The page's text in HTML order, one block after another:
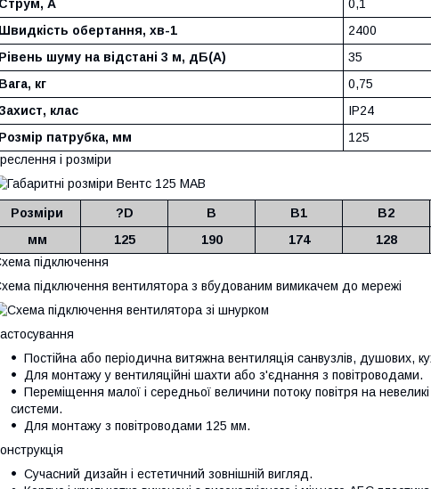
А
0,1
обертання, хв-1
2400
шуму на відстані 3 м, дБ(А)
35
кг
0,75
клас
IP24
патрубка, мм
125
і розміри
Розміри ?D B B1 B2
мм
125 190 174 128
підключення
підключення вентилятора з вбудованим вимикачем до мережі
Постійна або періодична витяжна вентиляція санвузлів, душових,
Для монтажу у вентиляційні шахти або з'єднання з повітроводами.
Переміщення малої і середньої величини потоку повітря на
системи.
Для монтажу з повітроводами 125 мм.
Сучасний дизайн і естетичний зовнішній вигляд.